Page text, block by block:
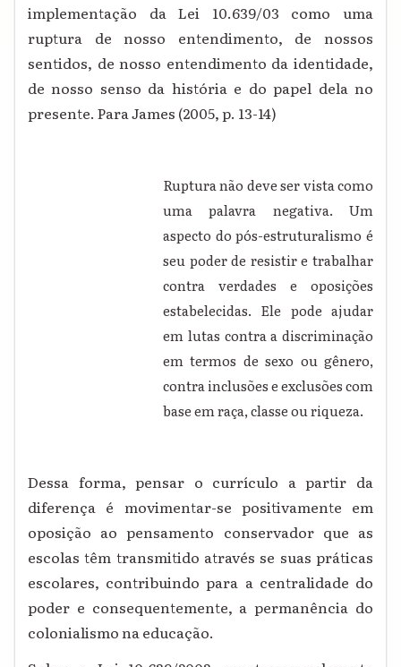
implementação da Lei 10.639/03 como uma
ruptura de nosso entendimento, de nossos
sentidos, de nosso entendimento da identidade,
de nosso senso da história e do papel dela no
presente. Para James (2005, p. 13-14)
Ruptura não deve ser vista como
uma palavra negativa. Um
aspecto do pós-estruturalismo é
seu poder de resistir e trabalhar
contra verdades e oposições
estabelecidas. Ele pode ajudar
em lutas contra a discriminação
em termos de sexo ou gênero,
contra inclusões e exclusões com
base em raça, classe ou riqueza.
Dessa forma, pensar o currículo a partir da
diferença é movimentar-se positivamente em
oposição ao pensamento conservador que as
escolas têm transmitido através se suas práticas
escolares, contribuindo para a centralidade do
poder e consequentemente, a permanência do
colonialismo na educação.